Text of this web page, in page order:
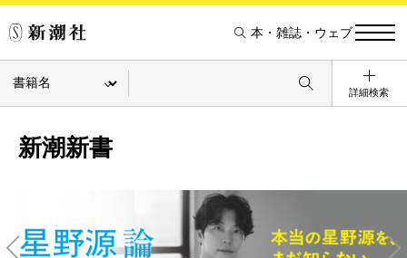
本・雑誌・ウェブ
詳細検索
新潮新書